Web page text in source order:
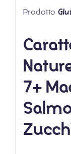
Prodotto
7+